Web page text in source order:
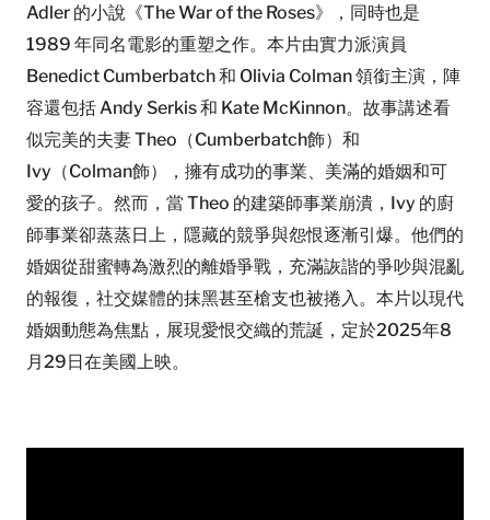
Adler 的小說《The War of the Roses》，同時也是
1989 年同名電影的重塑之作。本片由實力派演員
Benedict Cumberbatch 和 Olivia Colman 領銜主演，陣
容還包括 Andy Serkis 和 Kate McKinnon。故事講述看
似完美的夫妻 Theo（Cumberbatch飾）和
Ivy（Colman飾），擁有成功的事業、美滿的婚姻和可
愛的孩子。然而，當 Theo 的建築師事業崩潰，Ivy 的廚
師事業卻蒸蒸日上，隱藏的競爭與怨恨逐漸引爆。他們的
婚姻從甜蜜轉為激烈的離婚爭戰，充滿詼諧的爭吵與混亂
的報復，社交媒體的抹黑甚至槍支也被捲入。本片以現代
婚姻動態為焦點，展現愛恨交織的荒誕，定於2025年8
月29日在美國上映。